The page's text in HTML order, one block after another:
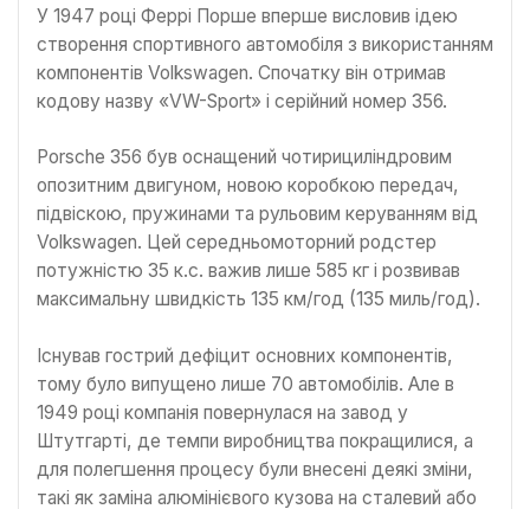
У 1947 році Феррі Порше вперше висловив ідею
створення спортивного автомобіля з використанням
компонентів Volkswagen. Спочатку він отримав
кодову назву «VW-Sport» і серійний номер 356.
Porsche 356 був оснащений чотирициліндровим
опозитним двигуном, новою коробкою передач,
підвіскою, пружинами та рульовим керуванням від
Volkswagen. Цей середньомоторний родстер
потужністю 35 к.с. важив лише 585 кг і розвивав
максимальну швидкість 135 км/год (135 миль/год).
Існував гострий дефіцит основних компонентів,
тому було випущено лише 70 автомобілів. Але в
1949 році компанія повернулася на завод у
Штутгарті, де темпи виробництва покращилися, а
для полегшення процесу були внесені деякі зміни,
такі як заміна алюмінієвого кузова на сталевий або